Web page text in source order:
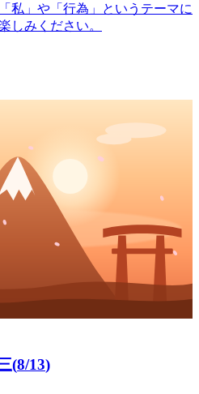
私」や「行為」というテーマに
しみください。
(8/13)